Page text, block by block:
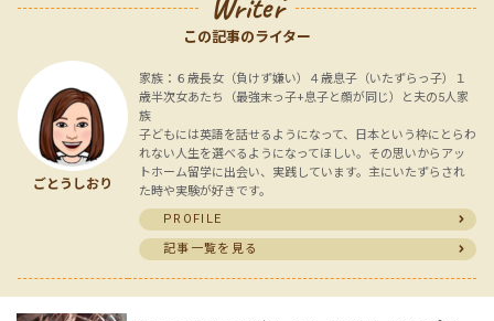
この記事のライター
ごとうしおり
家族：６歳長女（負けず嫌い）４歳息子（いたずらっ子）１
歳半次女あたち（最強末っ子+息子と顔が同じ）と夫の5人家
族
子どもには英語を話せるようになって、日本という枠にとらわ
れない人生を選べるようになってほしい。その思いからアッ
トホーム留学に出会い、実践しています。主にいたずらされ
た時や実験が好きです。
PROFILE
記事一覧を見る